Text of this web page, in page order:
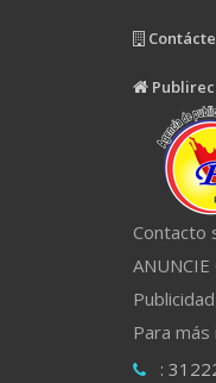
Contacto
ANUNCIE
Para más
: